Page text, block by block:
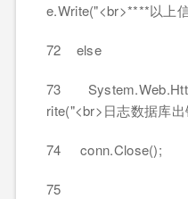
e.Write("<br>****以上
72 else
73
rite("<br>日志数据库
74 conn.Close();
75